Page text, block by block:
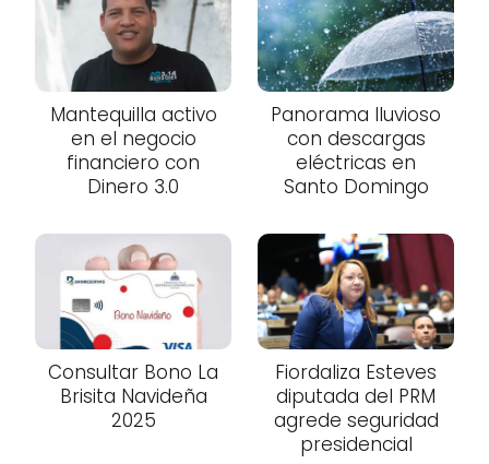
Mantequilla activo
en el negocio
financiero con
Dinero 3.0
Panorama lluvioso
con descargas
eléctricas en
Santo Domingo
Consultar Bono La
Brisita Navideña
2025
Fiordaliza Esteves
diputada del PRM
agrede seguridad
presidencial